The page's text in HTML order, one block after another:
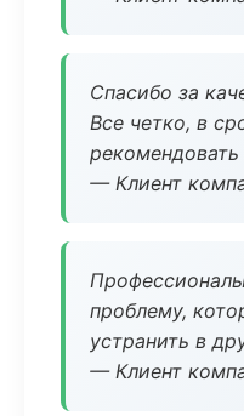
Спасибо за
Все четко, в
— Клиент
проблему,
устранить в
— Клиент